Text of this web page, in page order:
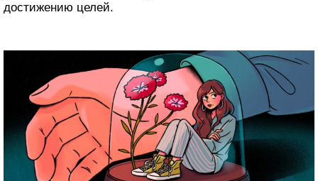
достижению целей.